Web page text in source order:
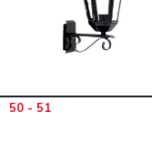
50 - 51